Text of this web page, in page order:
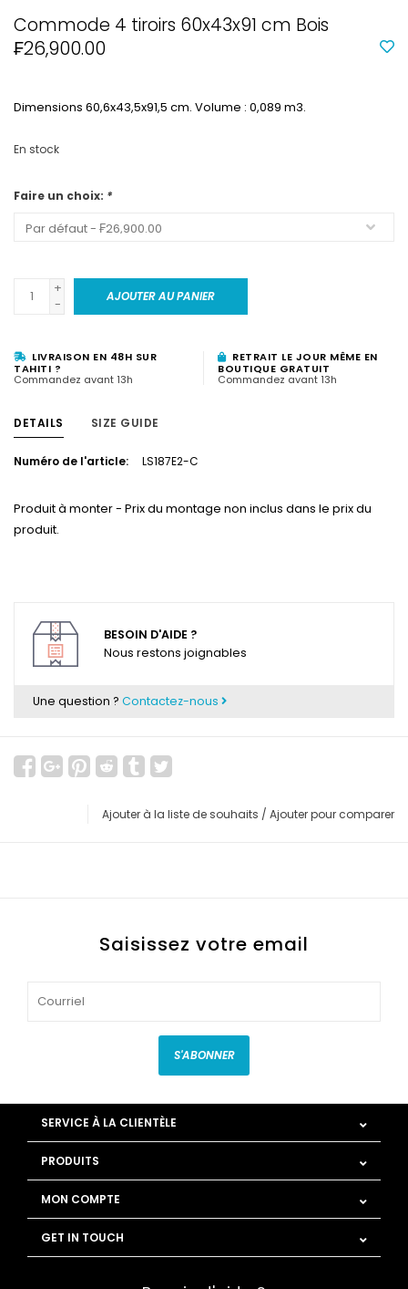
Commode 4 tiroirs 60x43x91 cm Bois
₣26,900.00
Dimensions 60,6x43,5x91,5 cm. Volume : 0,089 m3.
En stock
Faire un choix: *
+
-
AJOUTER AU PANIER
LIVRAISON EN 48H SUR
TAHITI ?
Commandez avant 13h
RETRAIT LE JOUR MÊME EN
BOUTIQUE GRATUIT
Commandez avant 13h
DETAILS SIZE GUIDE
Numéro de l'article: LS187E2-C
Produit à monter - Prix du montage non inclus dans le prix du
produit.
BESOIN D'AIDE ?
Nous restons joignables
Une question ? Contactez-nous
Ajouter à la liste de souhaits / Ajouter pour comparer
Saisissez votre email
S'ABONNER
SERVICE À LA CLIENTÈLE
PRODUITS
MON COMPTE
GET IN TOUCH